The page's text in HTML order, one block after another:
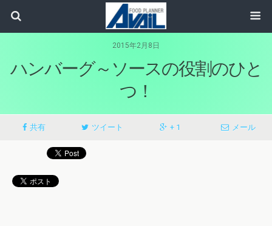
2015年2月8日
ハンバーグ～ソースの役割のひと
つ！
共有 ツイート + 1 メール